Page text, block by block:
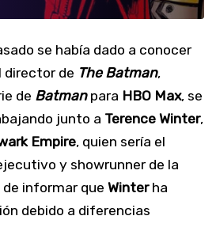
se había dado a conocer
director de The Batman,
de Batmanpara HBO Max, se
junto a Terence Winter,
Empire, quien sería el
y showrunner de la
de informar que Winterha
debido a diferencias